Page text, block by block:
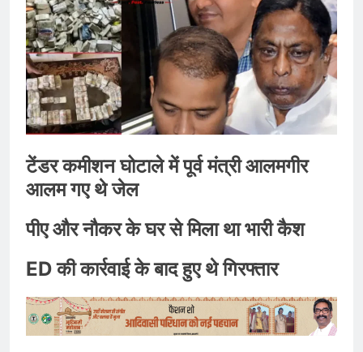
टेंडर कमीशन घोटाले में पूर्व मंत्री आलमगीर
आलम गए थे जेल
पीए और नौकर के घर से मिला था भारी कैश
ED की कार्रवाई के बाद हुए थे गिरफ्तार